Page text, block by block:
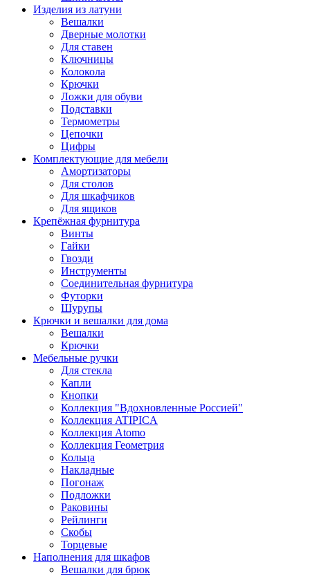
Изделия из латуни
Вешалки
Дверные молотки
Для ставен
Ключницы
Колокола
Крючки
Ложки для обуви
Подставки
Термометры
Цепочки
Цифры
Комплектующие для мебели
Амортизаторы
Для столов
Для шкафчиков
Для ящиков
Крепёжная фурнитура
Винты
Гайки
Гвозди
Инструменты
Соединительная фурнитура
Футорки
Шурупы
Крючки и вешалки для дома
Вешалки
Крючки
Мебельные ручки
Для стекла
Капли
Кнопки
Коллекция "Вдохновленные Россией"
Коллекция ATIPICA
Коллекция Atomo
Коллекция Геометрия
Кольца
Накладные
Погонаж
Подложки
Раковины
Рейлинги
Скобы
Торцевые
Наполнения для шкафов
Вешалки для брюк